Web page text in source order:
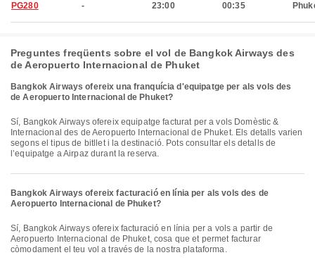
PG280 - 23:00 00:35
Preguntes freqüents sobre el vol de Bangkok Airways des
de Aeropuerto Internacional de Phuket
Bangkok Airways ofereix una franquícia d'equipatge per als vols des
de Aeropuerto Internacional de Phuket?
Sí, Bangkok Airways ofereix equipatge facturat per a vols Domèstic &
Internacional des de Aeropuerto Internacional de Phuket. Els detalls varien
segons el tipus de bitllet i la destinació. Pots consultar els detalls de
l’equipatge a Airpaz durant la reserva.
Bangkok Airways ofereix facturació en línia per als vols des de
Aeropuerto Internacional de Phuket?
Sí, Bangkok Airways ofereix facturació en línia per a vols a partir de
Aeropuerto Internacional de Phuket, cosa que et permet facturar
còmodament el teu vol a través de la nostra plataforma.